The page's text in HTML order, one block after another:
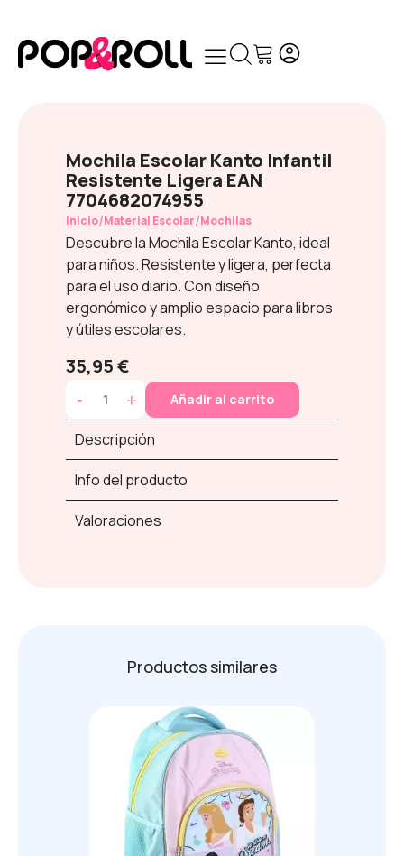
Mochila Escolar Kanto Infantil
Resistente Ligera EAN
7704682074955
Inicio/Material Escolar/Mochilas
Descubre la Mochila Escolar Kanto, ideal
para niños. Resistente y ligera, perfecta
para el uso diario. Con diseño
ergonómico y amplio espacio para libros
y útiles escolares.
35,95 €
- + Añadir al carrito
Descripción
Info del producto
Valoraciones
Productos similares